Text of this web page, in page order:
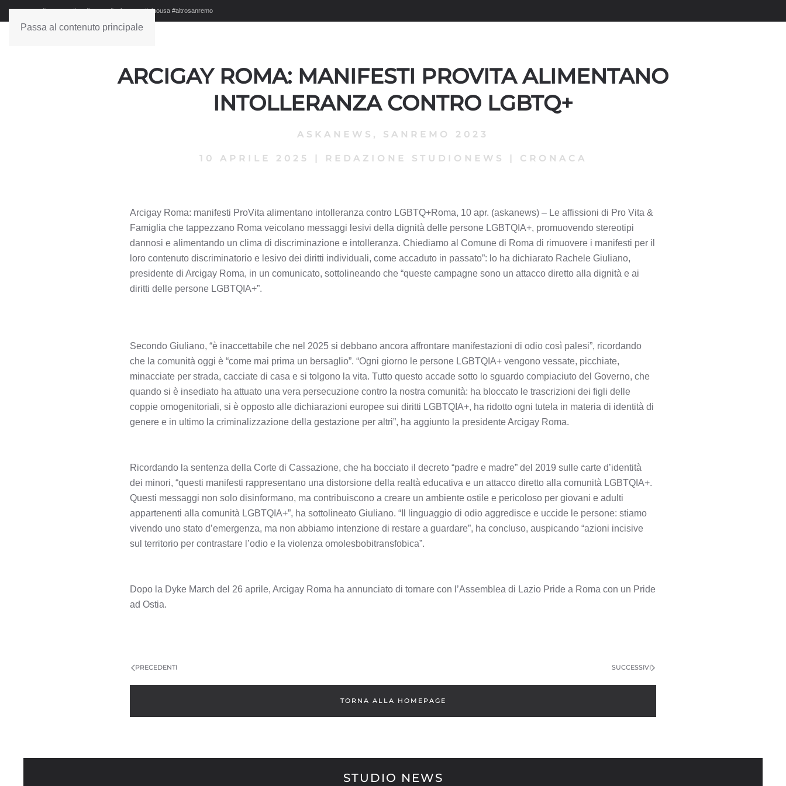
Passa al contenuto principale
#sanremo #studionews #askanews #ciaousa #altrosanremo
ARCIGAY ROMA: MANIFESTI PROVITA ALIMENTANO
INTOLLERANZA CONTRO LGBTQ+
ASKANEWS , SANREMO 2023
10 APRILE 2025 | REDAZIONE STUDIONEWS | CRONACA
Arcigay Roma: manifesti ProVita alimentano intolleranza contro LGBTQ+Roma, 10 apr. (askanews) – Le affissioni di Pro Vita &
Famiglia che tappezzano Roma veicolano messaggi lesivi della dignità delle persone LGBTQIA+, promuovendo stereotipi
dannosi e alimentando un clima di discriminazione e intolleranza. Chiediamo al Comune di Roma di rimuovere i manifesti per il
loro contenuto discriminatorio e lesivo dei diritti individuali, come accaduto in passato”: lo ha dichiarato Rachele Giuliano,
presidente di Arcigay Roma, in un comunicato, sottolineando che “queste campagne sono un attacco diretto alla dignità e ai
diritti delle persone LGBTQIA+”.
Secondo Giuliano, “è inaccettabile che nel 2025 si debbano ancora affrontare manifestazioni di odio così palesi”, ricordando
che la comunità oggi è “come mai prima un bersaglio”. “Ogni giorno le persone LGBTQIA+ vengono vessate, picchiate,
minacciate per strada, cacciate di casa e si tolgono la vita. Tutto questo accade sotto lo sguardo compiaciuto del Governo, che
quando si è insediato ha attuato una vera persecuzione contro la nostra comunità: ha bloccato le trascrizioni dei figli delle
coppie omogenitoriali, si è opposto alle dichiarazioni europee sui diritti LGBTQIA+, ha ridotto ogni tutela in materia di identità di
genere e in ultimo la criminalizzazione della gestazione per altri”, ha aggiunto la presidente Arcigay Roma.
Ricordando la sentenza della Corte di Cassazione, che ha bocciato il decreto “padre e madre” del 2019 sulle carte d’identità
dei minori, “questi manifesti rappresentano una distorsione della realtà educativa e un attacco diretto alla comunità LGBTQIA+.
Questi messaggi non solo disinformano, ma contribuiscono a creare un ambiente ostile e pericoloso per giovani e adulti
appartenenti alla comunità LGBTQIA+”, ha sottolineato Giuliano. “Il linguaggio di odio aggredisce e uccide le persone: stiamo
vivendo uno stato d’emergenza, ma non abbiamo intenzione di restare a guardare”, ha concluso, auspicando “azioni incisive
sul territorio per contrastare l’odio e la violenza omolesbobitransfobica”.
Dopo la Dyke March del 26 aprile, Arcigay Roma ha annunciato di tornare con l’Assemblea di Lazio Pride a Roma con un Pride
ad Ostia.
PRECEDENTI SUCCESSIVI
TORNA ALLA HOMEPAGE
STUDIO NEWS